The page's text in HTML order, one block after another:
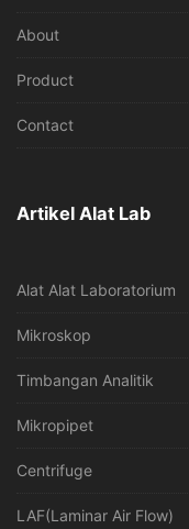
About
Product
Contact
Artikel Alat Lab
Alat Alat Laboratorium
Mikroskop
Timbangan Analitik
Mikropipet
Centrifuge
LAF(Laminar Air Flow)